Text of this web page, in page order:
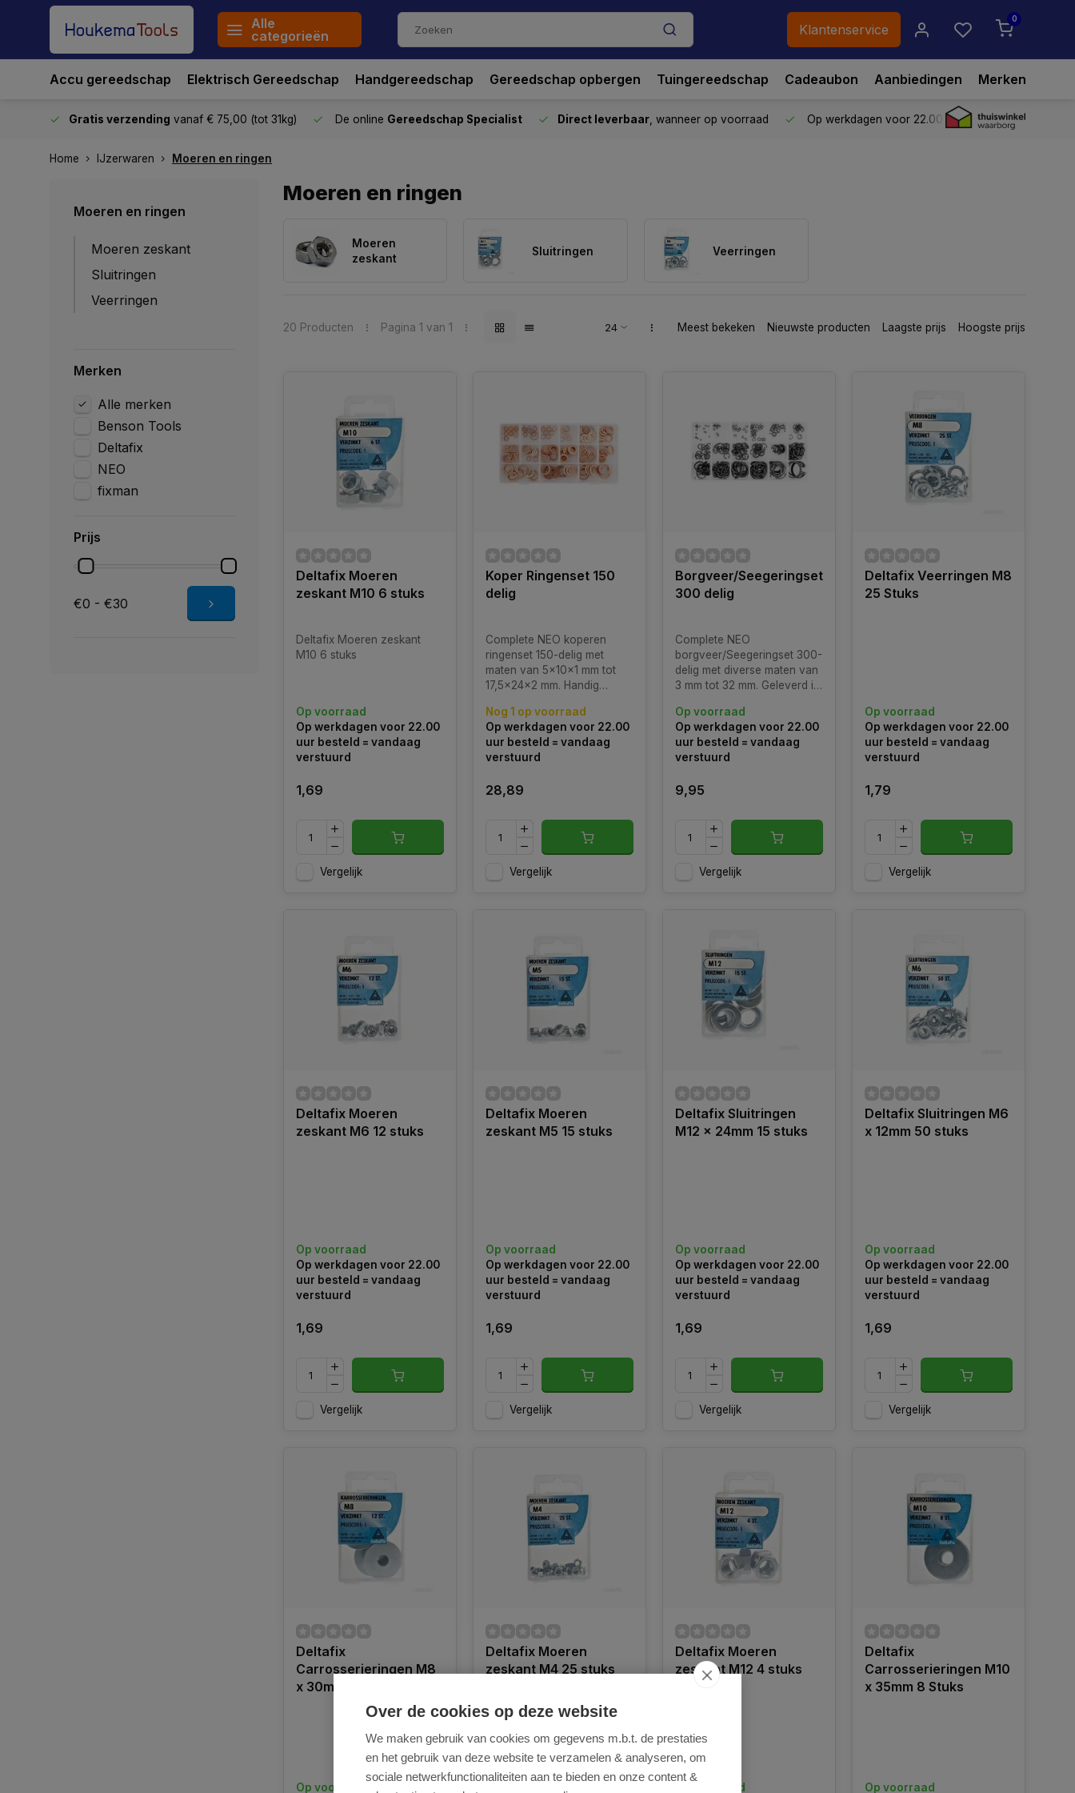
Alle
categorieën
Klantenservice
0
Accu gereedschap Elektrisch Gereedschap Handgereedschap Gereedschap opbergen Tuingereedschap Cadeaubon Aanbiedingen Merken
Gratis verzending vanaf € 75,00 (tot 31kg) De online Gereedschap Specialist Direct leverbaar , wanneer op voorraad Op werkdagen voor 22.00 uur besteld,vandaag
Home IJzerwaren Moeren en ringen
Moeren en ringen
Moeren zeskant
Sluitringen
Veerringen
Merken
Alle merken
Benson Tools
Deltafix
NEO
fixman
Prijs
€0 - €30
Moeren en ringen
Moeren
zeskant
Sluitringen Veerringen
20 Producten Pagina 1 van 1 Meest bekeken Nieuwste producten Laagste prijs Hoogste prijs
Deltafix Moeren
zeskant M10 6 stuks
Deltafix Moeren zeskant
M10 6 stuks
Op voorraad
Op werkdagen voor 22.00
uur besteld = vandaag
verstuurd
1,69
Vergelijk
Koper Ringenset 150
delig
Complete NEO koperen
ringenset 150-delig met
maten van 5x10x1 mm tot
17,5x24x2 mm. Handig
voor afdichtingen en
onderhoudswerk.
Nog 1 op voorraad
Op werkdagen voor 22.00
uur besteld = vandaag
verstuurd
28,89
Vergelijk
Borgveer/Seegeringset
300 delig
Complete NEO
borgveer/Seegeringset 300-
delig met diverse maten van
3 mm tot 32 mm. Geleverd in
voor werkplaats en garage.
Op voorraad
Op werkdagen voor 22.00
uur besteld = vandaag
verstuurd
9,95
Vergelijk
Deltafix Veerringen M8
25 Stuks
Op voorraad
Op werkdagen voor 22.00
uur besteld = vandaag
verstuurd
1,79
Vergelijk
Deltafix Moeren
zeskant M6 12 stuks
Op voorraad
Op werkdagen voor 22.00
uur besteld = vandaag
verstuurd
1,69
Vergelijk
Deltafix Moeren
zeskant M5 15 stuks
Op voorraad
Op werkdagen voor 22.00
uur besteld = vandaag
verstuurd
1,69
Vergelijk
Deltafix Sluitringen
M12 x 24mm 15 stuks
Op voorraad
Op werkdagen voor 22.00
uur besteld = vandaag
verstuurd
1,69
Vergelijk
Deltafix Sluitringen M6
x 12mm 50 stuks
Op voorraad
Op werkdagen voor 22.00
uur besteld = vandaag
verstuurd
1,69
Vergelijk
Deltafix
Carrosserieringen M8
x 30mm 12 Stuks
Op voorraad
Deltafix Moeren
zeskant M4 25 stuks
Deltafix Moeren
zeskant M12 4 stuks
Op voorraad
Deltafix
Carrosserieringen M10
x 35mm 8 Stuks
Op voorraad
Over de cookies op deze website
We maken gebruik van cookies om gegevens m.b.t. de prestaties
en het gebruik van deze website te verzamelen & analyseren, om
sociale netwerkfunctionaliteiten aan te bieden en onze content &